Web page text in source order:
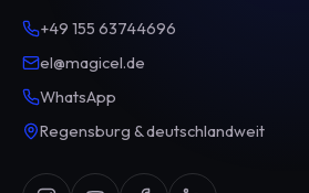
+49 155 63744696
el@magicel.de
WhatsApp
Regensburg & deutschlandweit